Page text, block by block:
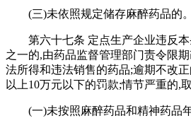
(三)未依照规定储存麻醉药品的。
第六十七条 定点生产企业违反
之一的,由药品监督管理部门责令限
法所得和违法销售的药品;逾期不改
以上10万元以下的罚款;情节严重的,
(一)未按照麻醉药品和精神药品